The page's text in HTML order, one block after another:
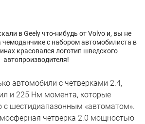
в Geely что-нибудь от Volvo и, вы не
чемоданчике с набором автомобилиста в
красовался логотип шведского
автопроизводителя!
автомобили с четверками 2.4,
и 225 Нм момента, которые
с шестидиапазонным «автоматом».
четверка 2.0 мощностью